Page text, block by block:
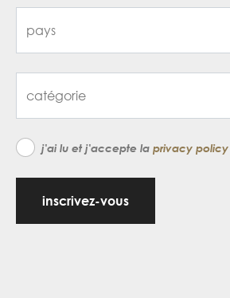
j'ai lu et j'accepte la privacy policy
inscrivez-vous